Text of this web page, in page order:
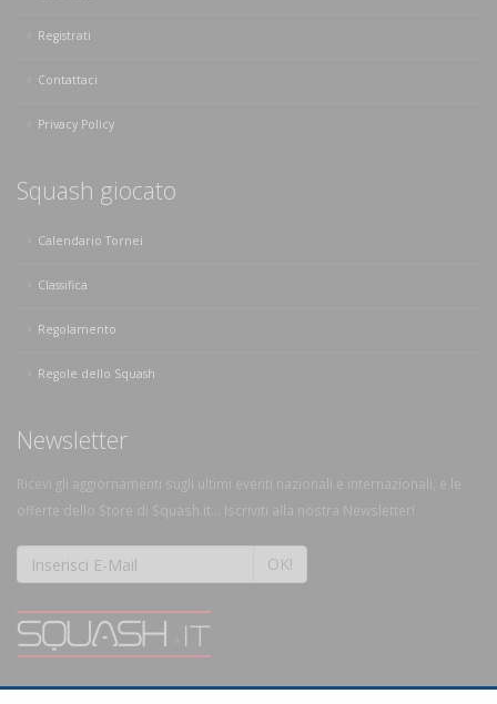
Registrati
Contattaci
Privacy Policy
Squash giocato
Calendario Tornei
Classifica
Regolamento
Regole dello Squash
Newsletter
Ricevi gli aggiornamenti sugli ultimi eventi nazionali e internazionali, e le
offerte dello Store di Squash.it... Iscriviti alla nostra Newsletter!
OK!